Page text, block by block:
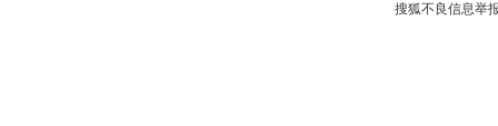
搜狐不良信息举